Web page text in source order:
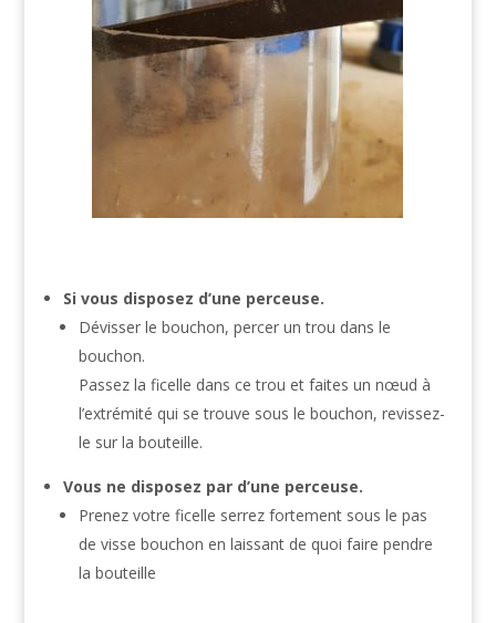
Si vous disposez d’une perceuse.
Dévisser le bouchon, percer un trou dans le
bouchon.
Passez la ficelle dans ce trou et faites un nœud à
l’extrémité qui se trouve sous le bouchon, revissez-
le sur la bouteille.
Vous ne disposez par d’une perceuse.
Prenez votre ficelle serrez fortement sous le pas
de visse bouchon en laissant de quoi faire pendre
la bouteille